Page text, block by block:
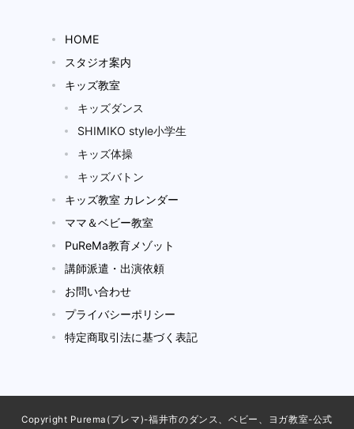
HOME
スタジオ案内
キッズ教室
キッズダンス
SHIMIKO style小学生
キッズ体操
キッズバトン
キッズ教室 カレンダー
ママ＆ベビー教室
PuReMa教育メゾット
講師派遣・出演依頼
お問い合わせ
プライバシーポリシー
特定商取引法に基づく表記
Copyright Purema(プレマ)-福井市のダンス、ベビー、ヨガ教室-公式